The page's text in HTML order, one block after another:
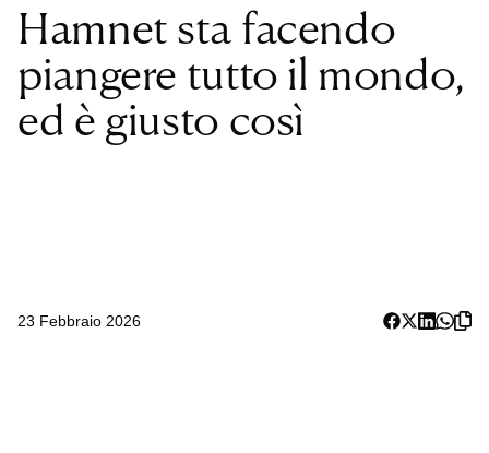
Hamnet sta facendo
piangere tutto il mondo,
ed è giusto così
23 Febbraio 2026